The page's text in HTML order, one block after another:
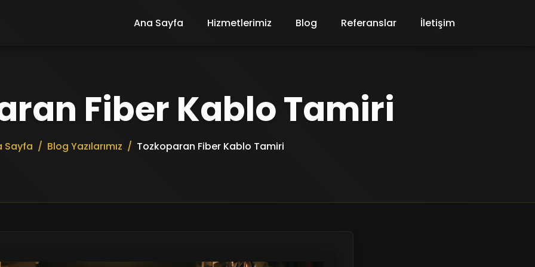
Ana Sayfa
Hizmetlerimiz Blog Referanslar İletişim
Fiber Kablo Tamiri
Sayfa Blog Yazılarımız Tozkoparan Fiber Kablo Tamiri